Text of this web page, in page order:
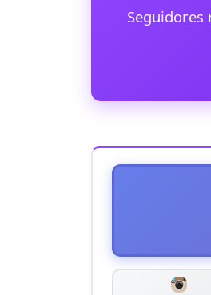
Seguidores